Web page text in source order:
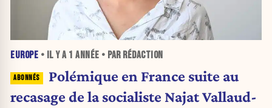
EUROPE • IL Y A 1 ANNÉE • PAR RÉDACTION
Polémique en France suite au
recasage de la socialiste Najat Vallaud-